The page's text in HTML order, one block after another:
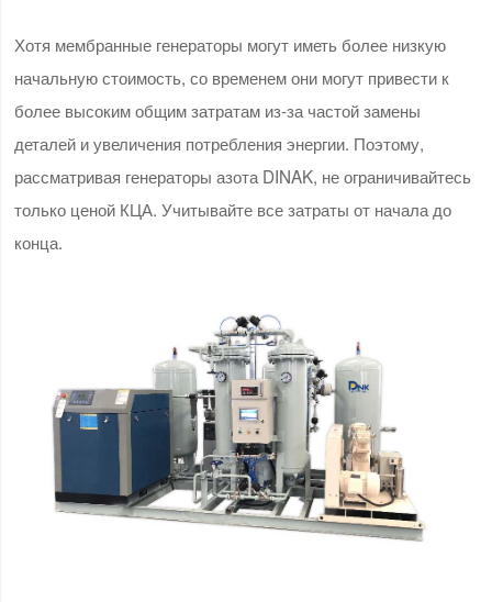
Хотя мембранные генераторы могут иметь более низкую
начальную стоимость, со временем они могут привести к
более высоким общим затратам из-за частой замены
деталей и увеличения потребления энергии. Поэтому,
рассматривая генераторы азота DINAK, не ограничивайтесь
только ценой КЦА. Учитывайте все затраты от начала до
конца.